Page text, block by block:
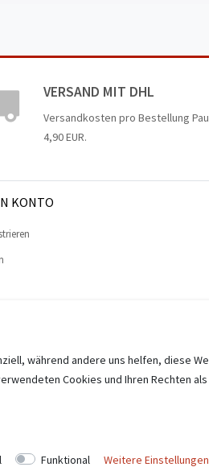
VERSAND MIT DHL
Versandkosten pro Bestellung
4,90 EUR.
KONTO
während andere uns helfen, diese
Cookies und Ihren Rechten
Funktional Weitere Einstellungen